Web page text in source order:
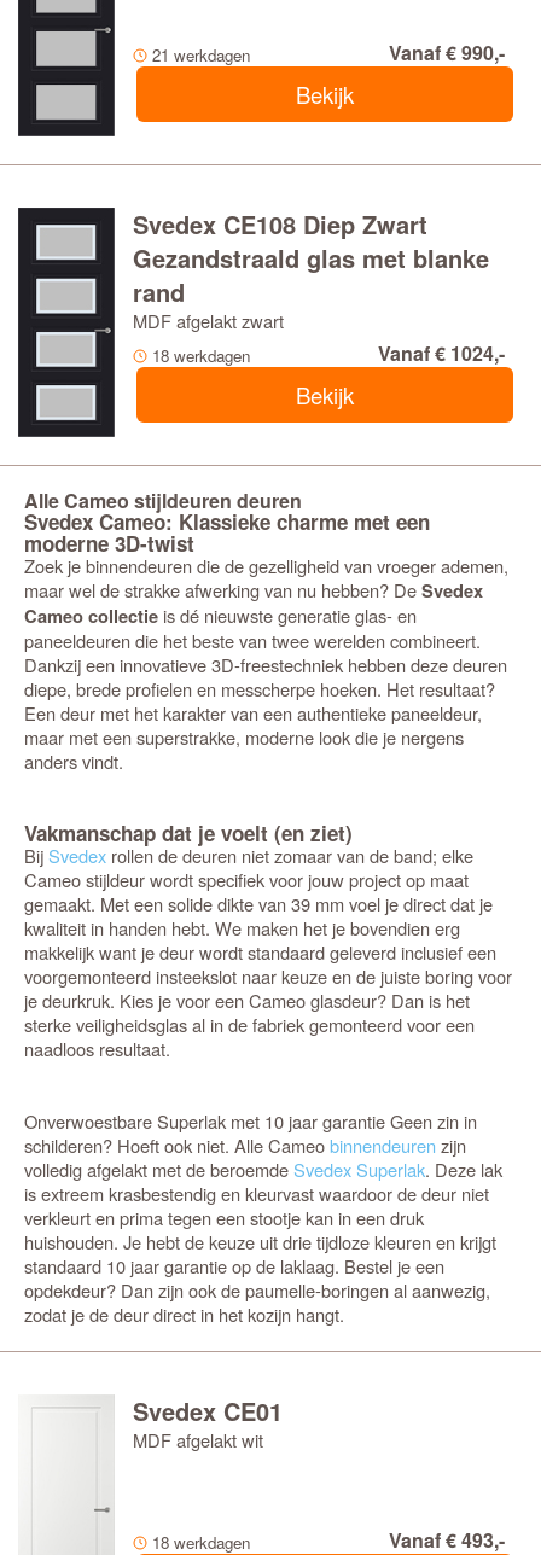
21 werkdagen Vanaf € 990,-
Bekijk
Svedex CE108 Diep Zwart
Gezandstraald glas met blanke
rand
MDF afgelakt zwart
18 werkdagen Vanaf € 1024,-
Bekijk
Alle Cameo stijldeuren deuren
Svedex Cameo: Klassieke charme met een
moderne 3D-twist
Zoek je binnendeuren die de gezelligheid van vroeger ademen,
maar wel de strakke afwerking van nu hebben? DeSvedex
Cameo collectie is dé nieuwste generatie glas- en
paneeldeuren die het beste van twee werelden combineert.
Dankzij een innovatieve 3D-freestechniek hebben deze deuren
diepe, brede profielen en messcherpe hoeken. Het resultaat?
Een deur met het karakter van een authentieke paneeldeur,
maar met een superstrakke, moderne look die je nergens
anders vindt.
Vakmanschap dat je voelt (en ziet)
BijSvedex rollen de deuren niet zomaar van de band; elke
Cameo stijldeur wordt specifiek voor jouw project op maat
gemaakt. Met een solide dikte van 39 mm voel je direct dat je
kwaliteit in handen hebt. We maken het je bovendien erg
makkelijk want je deur wordt standaard geleverd inclusief een
voorgemonteerd insteekslot naar keuze en de juiste boring voor
je deurkruk. Kies je voor een Cameo glasdeur? Dan is het
sterke veiligheidsglas al in de fabriek gemonteerd voor een
naadloos resultaat.
Onverwoestbare Superlak met 10 jaar garantie Geen zin in
schilderen? Hoeft ook niet. Alle Cameobinnendeuren zijn
volledig afgelakt met de beroemdeSvedex Superlak. Deze lak
is extreem krasbestendig en kleurvast waardoor de deur niet
verkleurt en prima tegen een stootje kan in een druk
huishouden. Je hebt de keuze uit drie tijdloze kleuren en krijgt
standaard 10 jaar garantie op de laklaag. Bestel je een
opdekdeur? Dan zijn ook de paumelle-boringen al aanwezig,
zodat je de deur direct in het kozijn hangt.
Svedex CE01
MDF afgelakt wit
18 werkdagen Vanaf € 493,-